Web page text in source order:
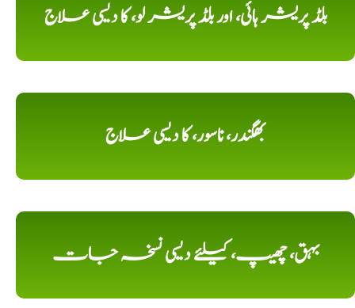
بلڈ پریشر ہائی، اور بلڈ پریشر لو، کا دیسی علاج
بھگندر، ناسور، کا دیسی علاج
بہق، چھیپ، کیلئے دیسی نسخہ جات